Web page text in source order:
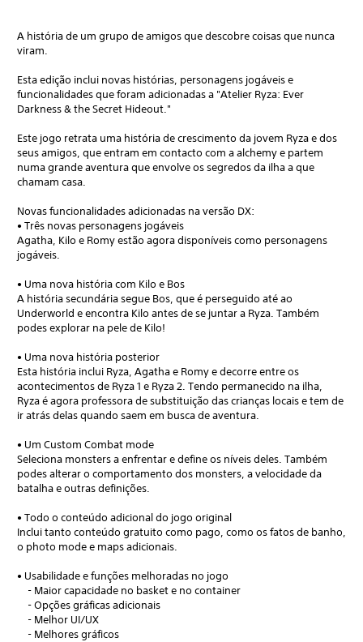
A história de um grupo de amigos que descobre coisas que nunca
viram.
Esta edição inclui novas histórias, personagens jogáveis e
funcionalidades que foram adicionadas a "Atelier Ryza: Ever
Darkness & the Secret Hideout."
Este jogo retrata uma história de crescimento da jovem Ryza e dos
seus amigos, que entram em contacto com a alchemy e partem
numa grande aventura que envolve os segredos da ilha a que
chamam casa.
Novas funcionalidades adicionadas na versão DX:
• Três novas personagens jogáveis
Agatha, Kilo e Romy estão agora disponíveis como personagens
jogáveis.
• Uma nova história com Kilo e Bos
A história secundária segue Bos, que é perseguido até ao
Underworld e encontra Kilo antes de se juntar a Ryza. Também
podes explorar na pele de Kilo!
• Uma nova história posterior
Esta história inclui Ryza, Agatha e Romy e decorre entre os
acontecimentos de Ryza 1 e Ryza 2. Tendo permanecido na ilha,
Ryza é agora professora de substituição das crianças locais e tem de
ir atrás delas quando saem em busca de aventura.
• Um Custom Combat mode
Seleciona monsters a enfrentar e define os níveis deles. Também
podes alterar o comportamento dos monsters, a velocidade da
batalha e outras definições.
• Todo o conteúdo adicional do jogo original
Inclui tanto conteúdo gratuito como pago, como os fatos de banho,
o photo mode e maps adicionais.
• Usabilidade e funções melhoradas no jogo
- Maior capacidade no basket e no container
- Opções gráficas adicionais
- Melhor UI/UX
- Melhores gráficos